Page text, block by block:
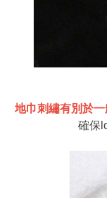
地巾刺繡有別於
確保